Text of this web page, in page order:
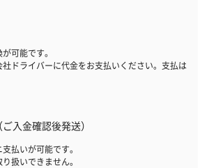
可能です。
ドライバーに代金をお支払いください。支払は
入金確認後発送）
払いが可能です。
扱いできません。